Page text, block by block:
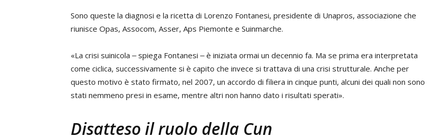
Sono queste la diagnosi e la ricetta di Lorenzo Fontanesi, presidente di Unapros, associazione che
riunisce Opas, Assocom, Asser, Aps Piemonte e Suinmarche.
«La crisi suinicola ‒ spiega Fontanesi ‒ è iniziata ormai un decennio fa. Ma se prima era interpretata
come ciclica, successivamente si è capito che invece si trattava di una crisi strutturale. Anche per
questo motivo è stato firmato, nel 2007, un accordo di filiera in cinque punti, alcuni dei quali non sono
stati nemmeno presi in esame, mentre altri non hanno dato i risultati sperati».
Disatteso il ruolo della Cun